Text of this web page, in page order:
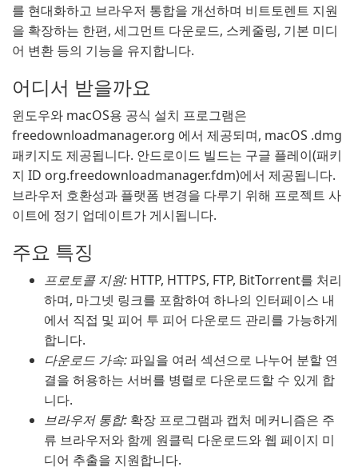
를 현대화하고 브라우저 통합을 개선하며 비트토렌트 지원
을 확장하는 한편, 세그먼트 다운로드, 스케줄링, 기본 미디
어 변환 등의 기능을 유지합니다.
어디서 받을까요
윈도우와 macOS용 공식 설치 프로그램은
freedownloadmanager.org 에서 제공되며, macOS .dmg
패키지도 제공됩니다. 안드로이드 빌드는 구글 플레이(패키
지 ID org.freedownloadmanager.fdm)에서 제공됩니다.
브라우저 호환성과 플랫폼 변경을 다루기 위해 프로젝트 사
이트에 정기 업데이트가 게시됩니다.
주요 특징
프로토콜 지원: HTTP, HTTPS, FTP, BitTorrent를 처리
하며, 마그넷 링크를 포함하여 하나의 인터페이스 내
에서 직접 및 피어 투 피어 다운로드 관리를 가능하게
합니다.
다운로드 가속: 파일을 여러 섹션으로 나누어 분할 연
결을 허용하는 서버를 병렬로 다운로드할 수 있게 합
니다.
브라우저 통합: 확장 프로그램과 캡처 메커니즘은 주
류 브라우저와 함께 원클릭 다운로드와 웹 페이지 미
디어 추출을 지원합니다.